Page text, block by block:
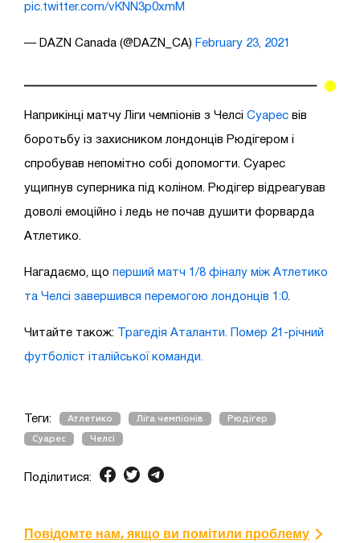
pic.twitter.com/vKNN3p0xmM
— DAZN Canada (@DAZN_CA) February 23, 2021
Наприкінці матчу Ліги чемпіонів з Челсі Суарес вів
боротьбу із захисником лондонців Рюдігером і
спробував непомітно собі допомогти. Суарес
ущипнув суперника під коліном. Рюдігер відреагував
доволі емоційно і ледь не почав душити форварда
Атлетико.
Нагадаємо, що перший матч 1/8 фіналу між Атлетико
та Челсі завершився перемогою лондонців 1:0
Читайте також: Трагедія Аталанти. Помер 21-річний
футболіст італійської команди.
Теги: Атлетико Ліга чемпіонів Рюдігер
Суарес Челсі
Поділитися:
Повідомте нам, якщо ви помітили проблему